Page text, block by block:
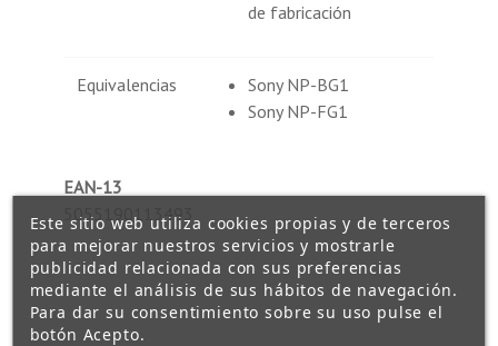
de fabricación
Equivalencias
Sony NP-BG1
Sony NP-FG1
EAN-13
5055190113493
Este sitio web utiliza cookies propias y de terceros
para mejorar nuestros servicios y mostrarle
publicidad relacionada con sus preferencias
mediante el análisis de sus hábitos de navegación.
Para dar su consentimiento sobre su uso pulse el
botón Acepto.